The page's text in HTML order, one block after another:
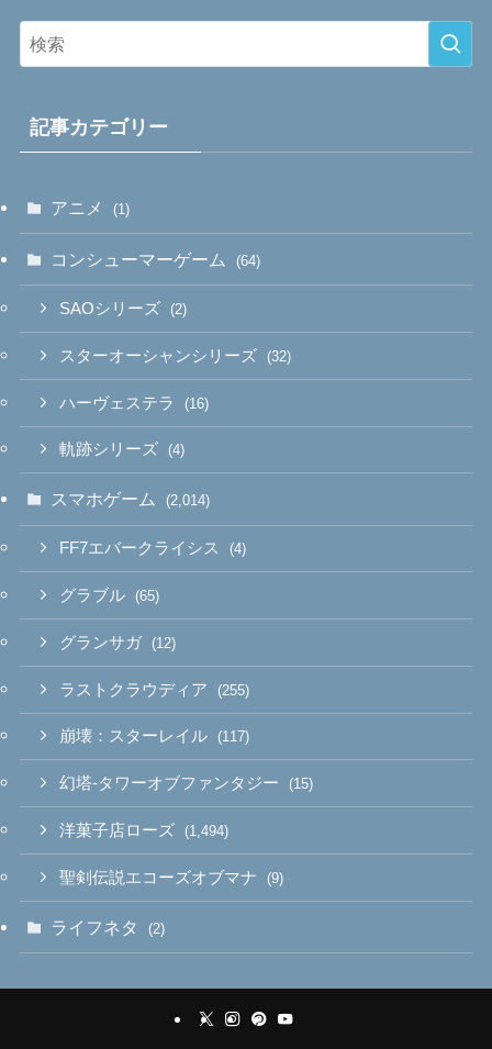
記事カテゴリー
アニメ (1)
コンシューマーゲーム (64)
SAOシリーズ (2)
スターオーシャンシリーズ (32)
ハーヴェステラ (16)
軌跡シリーズ (4)
スマホゲーム (2,014)
FF7エバークライシス (4)
グラブル (65)
グランサガ (12)
ラストクラウディア (255)
崩壊：スターレイル (117)
幻塔-タワーオブファンタジー (15)
洋菓子店ローズ (1,494)
聖剣伝説エコーズオブマナ (9)
ライフネタ (2)